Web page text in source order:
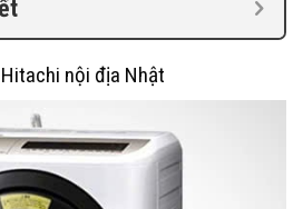
nội địa Nhật